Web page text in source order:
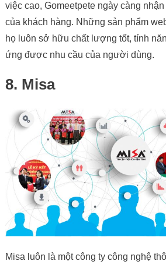
việc cao, Gomeetpete ngày càng
của khách hàng. Những sản phẩm
họ luôn sở hữu chất lượng tốt, tính
ứng được nhu cầu của người dùng.
8. Misa
Misa luôn là một công ty công nghệ